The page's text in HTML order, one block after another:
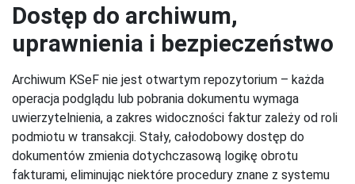
Dostęp do archiwum,
uprawnienia i bezpieczeństwo
Archiwum KSeF nie jest otwartym repozytorium – każda
operacja podglądu lub pobrania dokumentu wymaga
uwierzytelnienia, a zakres widoczności faktur zależy od roli
podmiotu w transakcji. Stały, całodobowy dostęp do
dokumentów zmienia dotychczasową logikę obrotu
fakturami, eliminując niektóre procedury znane z systemu